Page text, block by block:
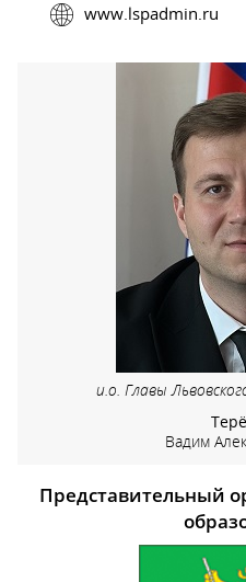
www.lspadmin.ru
и.о. Главы
Вадим
Представительный